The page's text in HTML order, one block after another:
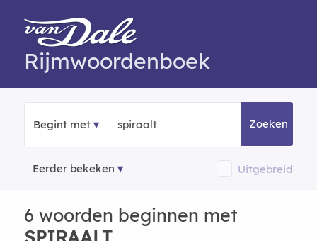
Rijmwoordenboek
Begint met Zoeken
Eerder bekeken Uitgebreid
6 woorden beginnen met